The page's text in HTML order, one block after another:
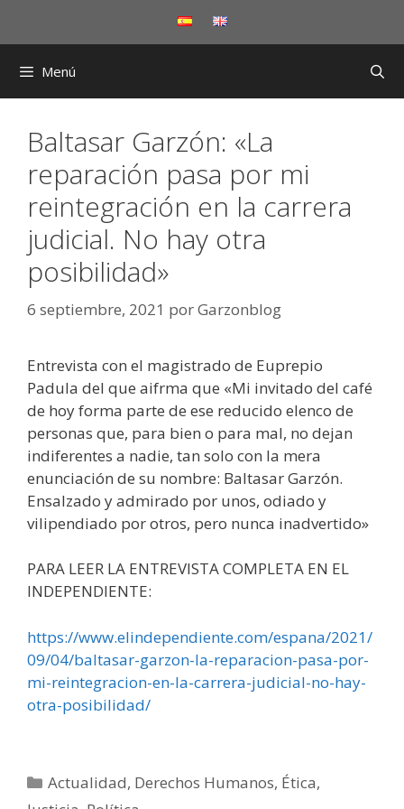
Menú
Baltasar Garzón: «La
reparación pasa por mi
reintegración en la carrera
judicial. No hay otra
posibilidad»
6 septiembre, 2021 porGarzonblog
Entrevista con el magistrado de Euprepio
Padula del que aifrma que «Mi invitado del café
de hoy forma parte de ese reducido elenco de
personas que, para bien o para mal, no dejan
indiferentes a nadie, tan solo con la mera
enunciación de su nombre: Baltasar Garzón.
Ensalzado y admirado por unos, odiado y
vilipendiado por otros, pero nunca inadvertido»
PARA LEER LA ENTREVISTA COMPLETA EN EL
INDEPENDIENTE:
https://www.elindependiente.com/espana/2021/
09/04/baltasar-garzon-la-reparacion-pasa-por-
mi-reintegracion-en-la-carrera-judicial-no-hay-
otra-posibilidad/
Categorías
Actualidad, Derechos Humanos, Ética,